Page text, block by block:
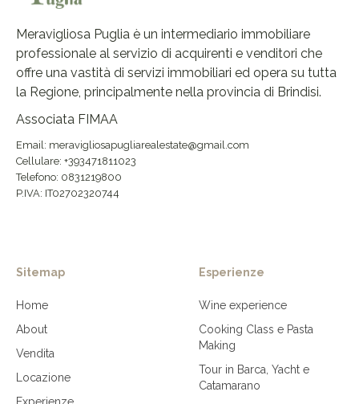
Meravigliosa Puglia è un intermediario immobiliare
professionale al servizio di acquirenti e venditori che
offre una vastità di servizi immobiliari ed opera su tutta
la Regione, principalmente nella provincia di Brindisi.
Associata FIMAA
Email: meravigliosapugliarealestate@gmail.com
Cellulare: +393471811023
Telefono: 0831219800
P.IVA: IT02702320744
Sitemap
Home
About
Vendita
Locazione
Esperienze
Wine experience
Cooking Class e Pasta
Making
Tour in Barca, Yacht e
Catamarano